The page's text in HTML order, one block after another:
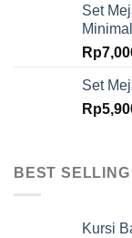
Set
Rp
Set
Rp
BEST SELLING
Kursi